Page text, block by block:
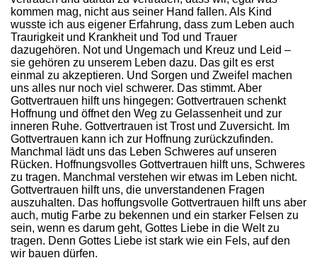
kommen mag, nicht aus seiner Hand fallen. Als Kind
wusste ich aus eigener Erfahrung, dass zum Leben auch
Traurigkeit und Krankheit und Tod und Trauer
dazugehören. Not und Ungemach und Kreuz und Leid –
sie gehören zu unserem Leben dazu. Das gilt es erst
einmal zu akzeptieren. Und Sorgen und Zweifel machen
uns alles nur noch viel schwerer. Das stimmt. Aber
Gottvertrauen hilft uns hingegen: Gottvertrauen schenkt
Hoffnung und öffnet den Weg zu Gelassenheit und zur
inneren Ruhe. Gottvertrauen ist Trost und Zuversicht. Im
Gottvertrauen kann ich zur Hoffnung zurückzufinden.
Manchmal lädt uns das Leben Schweres auf unseren
Rücken. Hoffnungsvolles Gottvertrauen hilft uns, Schweres
zu tragen. Manchmal verstehen wir etwas im Leben nicht.
Gottvertrauen hilft uns, die unverstandenen Fragen
auszuhalten. Das hoffungsvolle Gottvertrauen hilft uns aber
auch, mutig Farbe zu bekennen und ein starker Felsen zu
sein, wenn es darum geht, Gottes Liebe in die Welt zu
tragen. Denn Gottes Liebe ist stark wie ein Fels, auf den
wir bauen dürfen.